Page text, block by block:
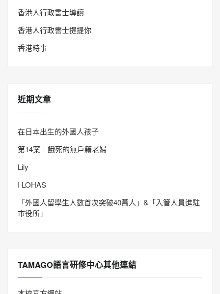
香港人行政書士導讀
香港人行政書士提提你
香港時事
近期文章
在日本出生的外國人孩子
第14案｜餓死的無戶籍老婦
Lily
I LOHAS
「外國人留學生人數首次突破40萬人」&「入管人員進駐
市役所」
TAMAGO語言研修中心其他連結